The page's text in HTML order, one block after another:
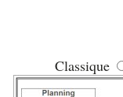
Classique